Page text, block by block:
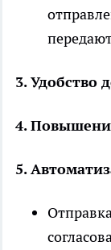
3. Удобство
4.
5.